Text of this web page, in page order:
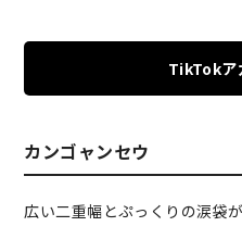
TikTokア
カンゴャンセウ
広い二重幅とぷっくりの涙袋